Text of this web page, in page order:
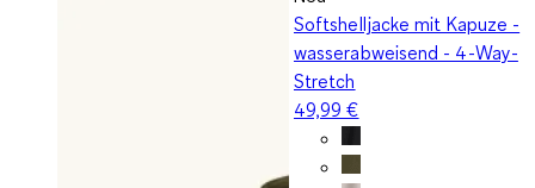
Softshelljacke mit Kapuze -
wasserabweisend - 4-Way-
Stretch
49,99 €